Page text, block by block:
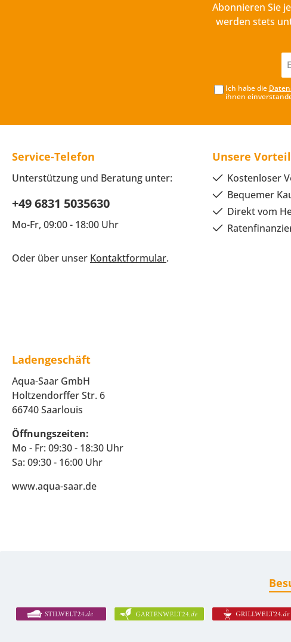
Abonnieren Sie
werden stets
Ich habe die
ihnen
Service-Telefon
Unterstützung und Beratung unter:
+49 6831 5035630
Mo-Fr, 09:00 - 18:00 Uhr
Oder über unser Kontaktformular.
Unsere
Kostenloser
Bequemer
Direkt vom
Ladengeschäft
Aqua-Saar GmbH
Holtzendorffer Str. 6
66740 Saarlouis
Öffnungszeiten:
Mo - Fr: 09:30 - 18:30 Uhr
Sa: 09:30 - 16:00 Uhr
www.aqua-saar.de